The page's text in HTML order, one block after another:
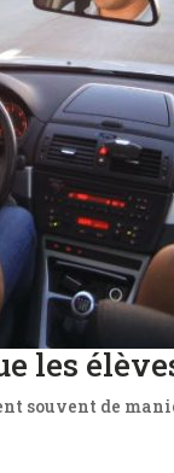
les
souvent de